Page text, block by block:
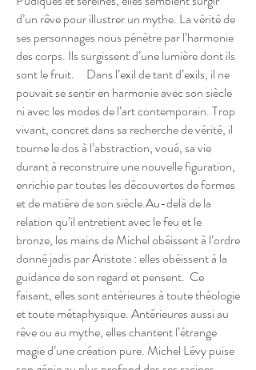
d’un rêve pour illustrer un mythe. La vérité de
ses personnages nous pénètre par l’harmonie
des corps. Ils surgissent d’une lumière dont ils
sont le fruit. Dans l’exil de tant d’exils, il ne
pouvait se sentir en harmonie avec son siècle
ni avec les modes de l’art contemporain. Trop
vivant, concret dans sa recherche de vérité, il
tourne le dos à l’abstraction, voué, sa vie
durant à reconstruire une nouvelle figuration,
enrichie par toutes les découvertes de formes
et de matière de son siècle.Au-delà de la
relation qu’il entretient avec le feu et le
bronze, les mains de Michel obéissent à l’ordre
donné jadis par Aristote : elles obéissent à la
guidance de son regard et pensent. Ce
faisant, elles sont antérieures à toute théologie
et toute métaphysique. Antérieures aussi au
rêve ou au mythe, elles chantent l’étrange
magie d’une création pure. Michel Lévy puise